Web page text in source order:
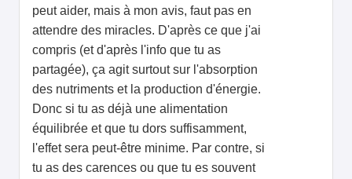
peut aider, mais à mon avis, faut pas en
attendre des miracles. D'après ce que j'ai
compris (et d'après l'info que tu as
partagée), ça agit surtout sur l'absorption
des nutriments et la production d'énergie.
Donc si tu as déjà une alimentation
équilibrée et que tu dors suffisamment,
l'effet sera peut-être minime. Par contre, si
tu as des carences ou que tu es souvent